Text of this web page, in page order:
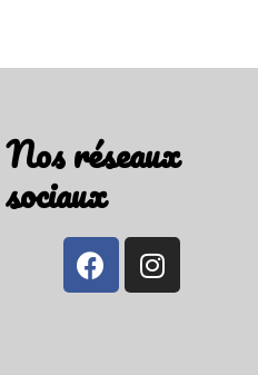
Nos réseaux
sociaux